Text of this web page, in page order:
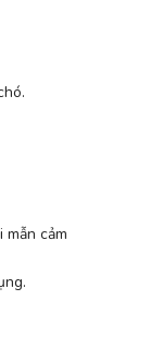
cảm